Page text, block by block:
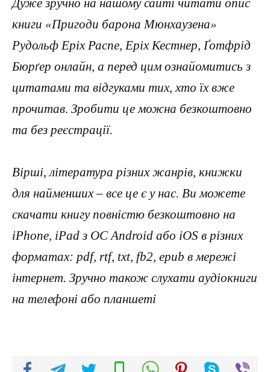
книги «Пригоди барона Мюнхаузена»
Рудольф Еріх Распе, Еріх Кестнер, Ґотфрід
Бюрґер онлайн, а перед цим ознайомитись з
цитатами та відгуками тих, хто їх вже
прочитав. Зробити це можна безкоштовно
та без реєстрації.
Вірші, література різних жанрів, книжки
для найменших – все це є у нас. Ви можете
скачати книгу повністю безкоштовно на
iPhone, iPad з ОС Android або iOS в різних
форматах: pdf, rtf, txt, fb2, epub в мережі
інтернет. Зручно також слухати аудіокниги
на телефоні або планшеті